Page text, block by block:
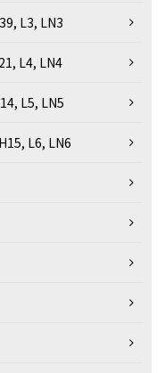
L3, LN3
L4, LN4
L5, LN5
L6, LN6